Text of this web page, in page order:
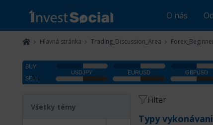
O nás
Hlavná stránka Trading_Discussion_Area
Všetky témy
Filter
Typy